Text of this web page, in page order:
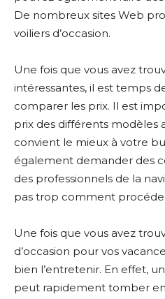
De nombreux sites Web
voiliers d’occasion.
Une fois que vous avez
intéressantes, il est temps
comparer les prix. Il est
prix des différents modèles
convient le mieux à votre
également demander des
des professionnels de la
pas trop comment
Une fois que vous avez
d’occasion pour vos
bien l’entretenir. En effet,
peut rapidement tomber